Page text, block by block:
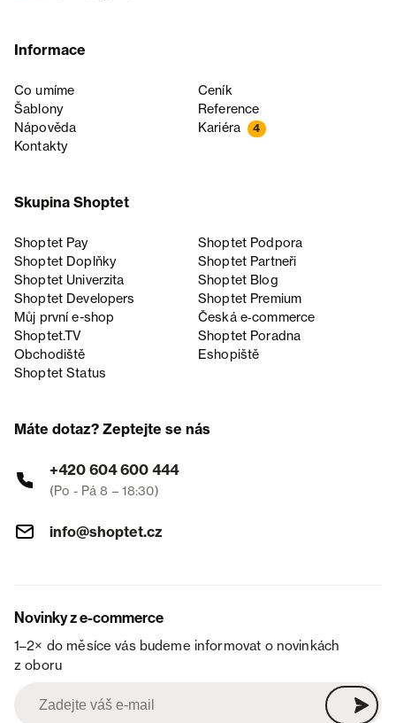
Informace
Co umíme
Ceník
Šablony
Reference
Nápověda
Kariéra 4
Kontakty
Skupina Shoptet
Shoptet Pay
Shoptet Podpora
Shoptet Doplňky
Shoptet Partneři
Shoptet Univerzita
Shoptet Blog
Shoptet Developers
Shoptet Premium
Můj první e-shop
Česká e‑commerce
Shoptet.TV
Shoptet Poradna
Obchodiště
Eshopiště
Shoptet Status
Máte dotaz? Zeptejte se nás
+420 604 600 444
(Po - Pá 8 – 18:30)
info@shoptet.cz
Novinky z e-commerce
1–2× do měsíce vás budeme informovat o novinkách
z oboru